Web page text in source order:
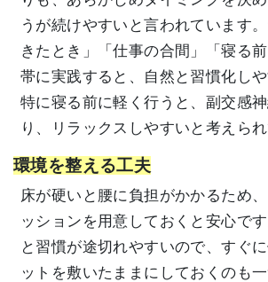
うが続けやすいと言われています
きたとき」「仕事の合間」「寝る
帯に実践すると、自然と習慣化しや
特に寝る前に軽く行うと、副交感
り、リラックスしやすいと考えられ
環境を整える工夫
床が硬いと腰に負担がかかるため
ッションを用意しておくと安心で
と習慣が途切れやすいので、すぐ
ットを敷いたままにしておくのも一